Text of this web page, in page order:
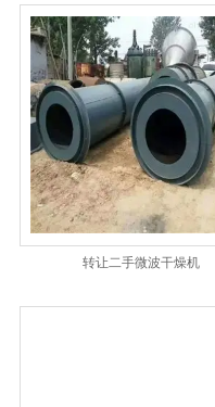
转让二手微波干燥机